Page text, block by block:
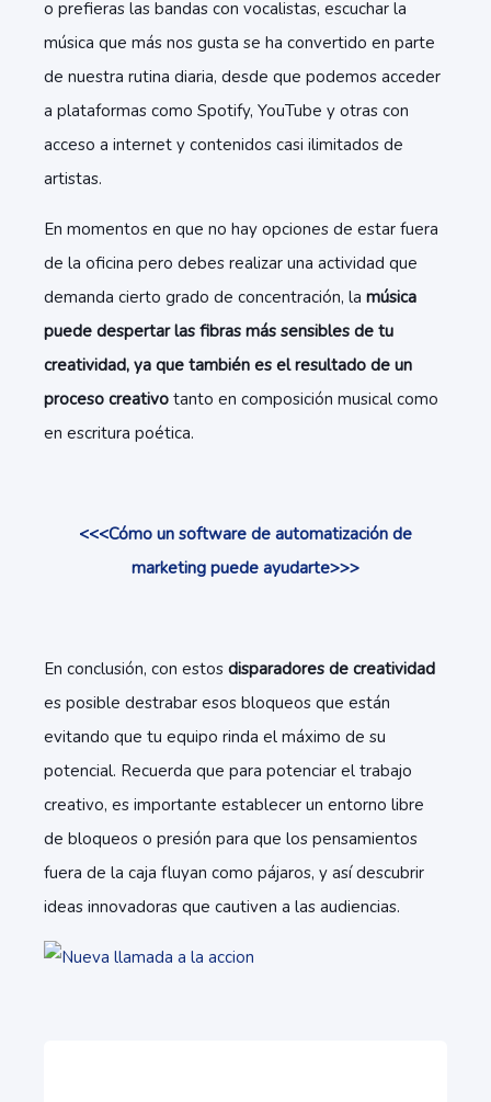
o prefieras las bandas con vocalistas, escuchar la
música que más nos gusta se ha convertido en parte
de nuestra rutina diaria, desde que podemos acceder
a plataformas como Spotify, YouTube y otras con
acceso a internet y contenidos casi ilimitados de
artistas.
En momentos en que no hay opciones de estar fuera
de la oficina pero debes realizar una actividad que
demanda cierto grado de concentración, la música
puede despertar las fibras más sensibles de tu
creatividad, ya que también es el resultado de un
proceso creativo tanto en composición musical como
en escritura poética.
<<<Cómo un software de automatización de
marketing puede ayudarte>>>
En conclusión, con estos disparadores de creatividad
es posible destrabar esos bloqueos que están
evitando que tu equipo rinda el máximo de su
potencial. Recuerda que para potenciar el trabajo
creativo, es importante establecer un entorno libre
de bloqueos o presión para que los pensamientos
fuera de la caja fluyan como pájaros, y así descubrir
ideas innovadoras que cautiven a las audiencias.